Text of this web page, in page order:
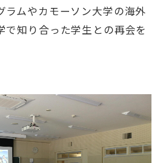
ラムやカモーソン大学の海外
で知り合った学生との再会を